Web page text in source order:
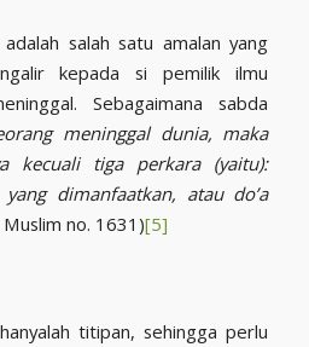
salah satu amalan yang
kepada si pemilik ilmu
Sebagaimana sabda
meninggal dunia, maka
kecuali tiga perkara (yaitu):
dimanfaatkan, atau do’a
Muslim no. 1631)[5]
titipan, sehingga perlu